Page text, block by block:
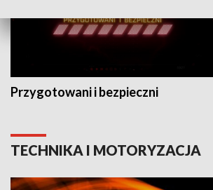
Przygotowani i bezpieczni
TECHNIKA I MOTORYZACJA